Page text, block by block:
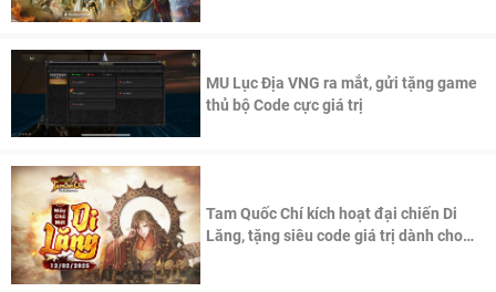
MU Lục Địa VNG ra mắt, gửi tặng game
thủ bộ Code cực giá trị
Tam Quốc Chí kích hoạt đại chiến Di
Lăng, tặng siêu code giá trị dành cho